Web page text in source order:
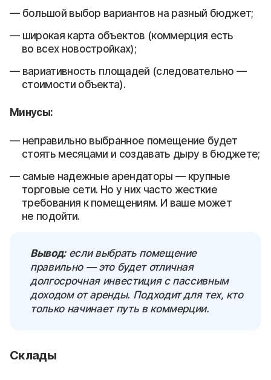
большой выбор вариантов на разный бюджет;
широкая карта объектов (коммерция есть
во всех новостройках);
вариативность площадей (следовательно —
стоимости объекта).
Минусы:
неправильно выбранное помещение будет
стоять месяцами и создавать дыру в бюджете;
самые надежные арендаторы — крупные
торговые сети. Но у них часто жесткие
требования к помещениям. И ваше может
не подойти.
Вывод:если выбрать помещение
правильно — это будет отличная
долгосрочная инвестиция с пассивным
доходом от аренды. Подходит для тех, кто
только начинает путь в коммерции.
Склады